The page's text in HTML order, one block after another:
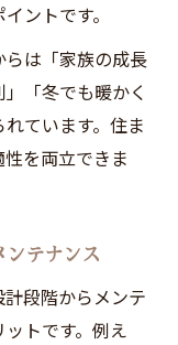
ントです。
は「家族の成長
「冬でも暖かく
ています。住ま
を両立できま
テナンス
段階からメンテ
トです。例え